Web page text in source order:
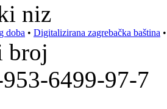
niz
doba • Digitalizirana zagrebačka baština
broj
6499-97-7